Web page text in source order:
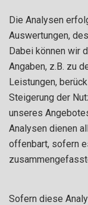
Die Analysen
Auswertungen,
Dabei können wir
Angaben, z.B. zu
Leistungen,
Steigerung der
unseres
Analysen dienen
offenbart, sofern
Sofern diese